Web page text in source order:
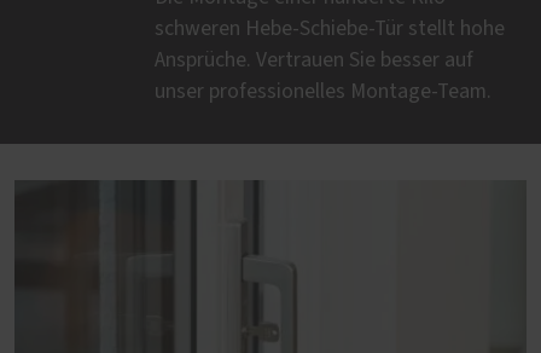
schweren Hebe-Schiebe-Tür stellt hohe
Ansprüche. Vertrauen Sie besser auf
unser professionelles Montage-Team.